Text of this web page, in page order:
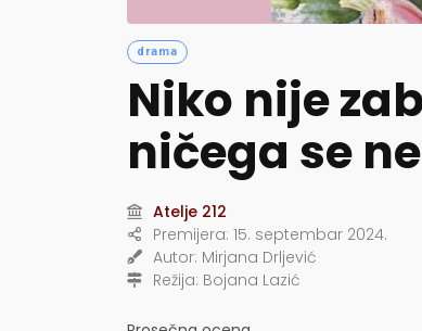
drama
Niko nije
ničega se
Atelje 212
Premijera: 15. septembar 2024.
Autor: Mirjana Drljević
Režija: Bojana Lazić